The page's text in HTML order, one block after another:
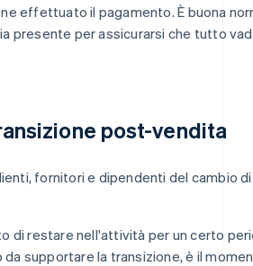
effettuato il pagamento. È buona
presente per assicurarsi che tutto
post-vendita
fornitori e dipendenti del cambio di
di restare nell'attività per un certo
da supportare la transizione, è il